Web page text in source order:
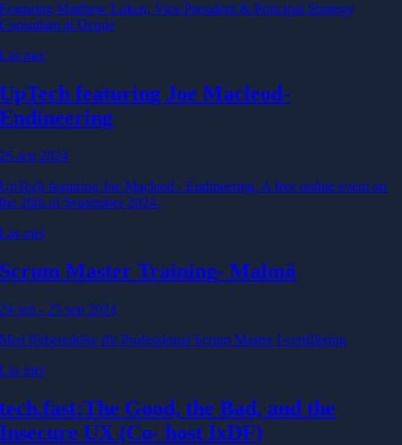
Featuring Matthew Luken, Vice President & Principal Strategy
Consultant at Deque
Läs mer
UpTech featuring Joe Macleod-
Endineering
26 sep 2024
UpTech featuring Joe Macleod - Endineering. A free online event on
the 26th of September 2024.
Läs mer
Scrum Master Training- Malmö
24 sep - 25 sep 2024
Med förberedelse för Professional Scrum Master I-certifiering
Läs mer
tech.fast:The Good, the Bad, and the
Insecure UX (Co- host IxDF)